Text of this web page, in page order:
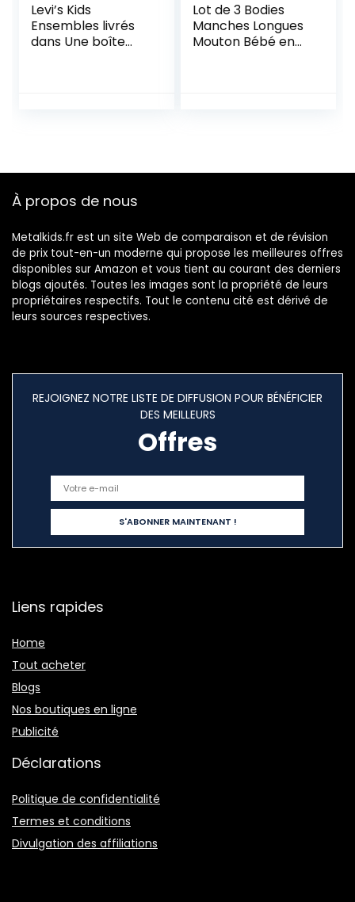
Levi’s Kids
Ensembles livrés
dans Une boîte
Lot de 3 Bodies
Manches Longues
Mouton Bébé en
À propos de nous
Metalkids.fr est un site Web de comparaison et de révision
de prix tout-en-un moderne qui propose les meilleures offres
disponibles sur Amazon et vous tient au courant des derniers
blogs ajoutés. Toutes les images sont la propriété de leurs
propriétaires respectifs. Tout le contenu cité est dérivé de
leurs sources respectives.
REJOIGNEZ NOTRE LISTE DE DIFFUSION POUR BÉNÉFICIER
DES MEILLEURS
Offres
Liens rapides
Home
Tout acheter
Blogs
Nos boutiques en ligne
Publicité
Déclarations
Politique de confidentialité
Termes et conditions
Divulgation des affiliations